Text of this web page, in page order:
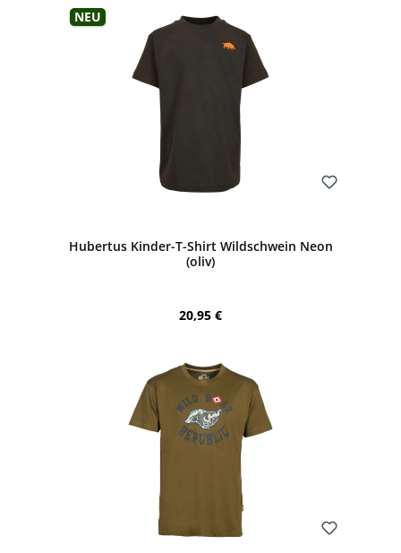
Neu
Hubertus Kinder-T-Shirt Wildschwein Neon
(oliv)
Regulärer Preis:
20,95 €